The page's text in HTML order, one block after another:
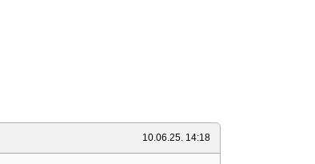
10.06.25. 14:18